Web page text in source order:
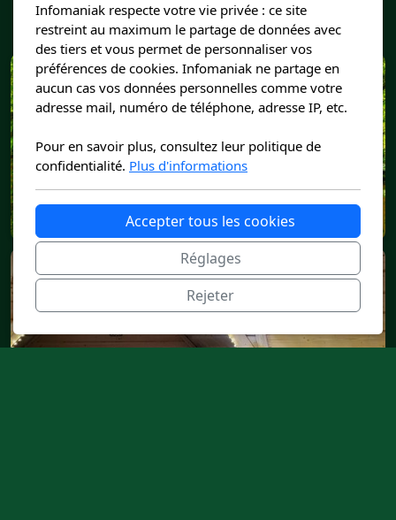
Plus d'infos
Infomaniak respecte votre vie privée : ce site
restreint au maximum le partage de données avec
des tiers et vous permet de personnaliser vos
préférences de cookies. Infomaniak ne partage en
aucun cas vos données personnelles comme votre
adresse mail, numéro de téléphone, adresse IP, etc.
Pour en savoir plus, consultez leur politique de
confidentialité. Plus d'informations
Accepter tous les cookies
Réglages
Rejeter